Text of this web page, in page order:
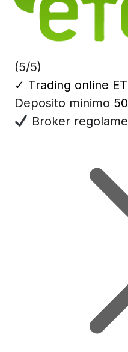
(5/5)
✓ Trading online
Deposito minimo
Broker